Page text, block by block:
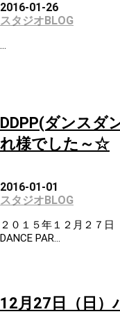
2016-01-26
スタジオBLOG
...
DDPP(ダンスダ
れ様でした～☆
2016-01-01
スタジオBLOG
２０１５年１２月２７日
DANCE PAR...
12月27日（日